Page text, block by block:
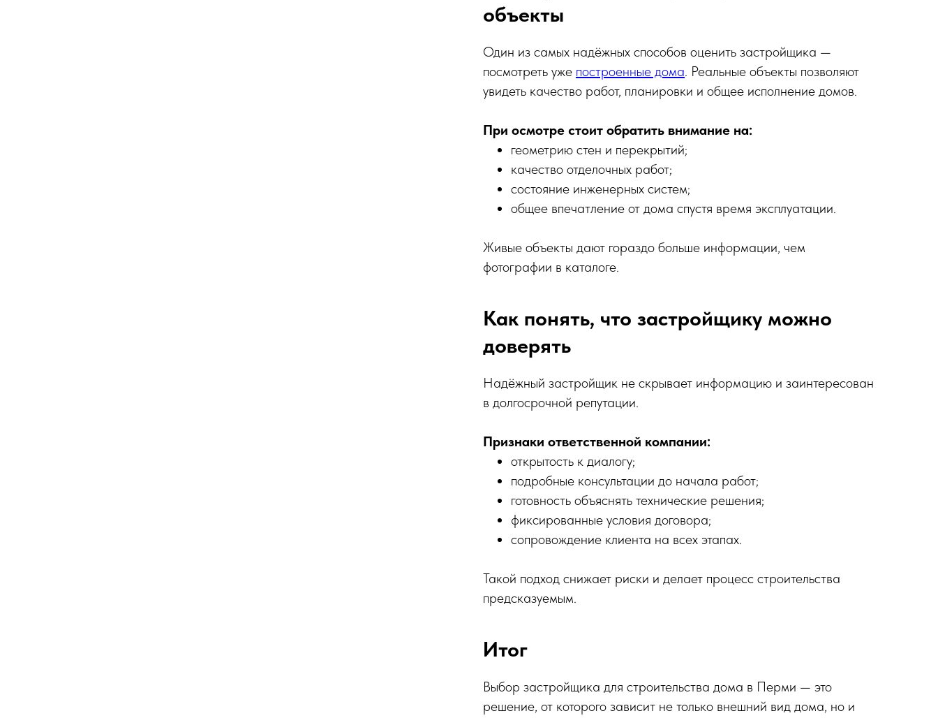
объекты
Один из самых надёжных способов оценить застройщика —
посмотреть уже построенные дома. Реальные объекты позволяют
увидеть качество работ, планировки и общее исполнение домов.
При осмотре стоит обратить внимание на:
геометрию стен и перекрытий;
качество отделочных работ;
состояние инженерных систем;
общее впечатление от дома спустя время эксплуатации.
Живые объекты дают гораздо больше информации, чем
фотографии в каталоге.
Как понять, что застройщику можно
доверять
Надёжный застройщик не скрывает информацию и заинтересован
в долгосрочной репутации.
Признаки ответственной компании:
открытость к диалогу;
подробные консультации до начала работ;
готовность объяснять технические решения;
фиксированные условия договора;
сопровождение клиента на всех этапах.
Такой подход снижает риски и делает процесс строительства
предсказуемым.
Итог
Выбор застройщика для строительства дома в Перми — это
решение, от которого зависит не только внешний вид дома, но и